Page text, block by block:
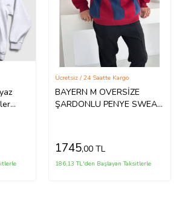
BAYERN M OVERSİZE
ŞARDONLU PENYE SWEAT
Ücretsiz / 24 Saatte Kargo
1745,00 TL
186,13 TL'den Başlayan Taksitlerle